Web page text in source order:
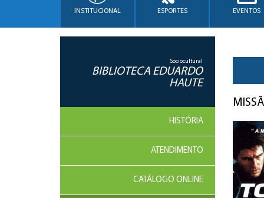
INSTITUCIONAL ESPORTES EVENTOS
Sociocultural
BIBLIOTECA EDUARDO
HAUTE
HISTÓRIA
ATENDIMENTO
CATÁLOGO ONLINE